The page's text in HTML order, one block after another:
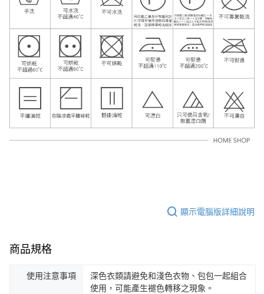
顯示電腦版詳細說明
商品規格
使用注意事項
深色衣類請避免和淺色衣物、包包一起組合
使用，可能產生褪色轉移之現象。